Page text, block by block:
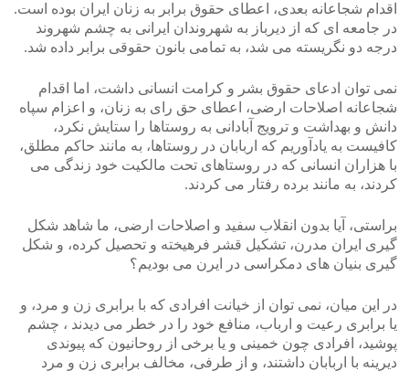
اقدام شجاعانه بعدی، اعطای حقوق برابر به زنان ایران بوده است.
در جامعه ای که از دیرباز به شهروندان ایرانی به چشم شهروند
درجه دو نگریسته می شد، به تمامی بانون حقوقی برابر داده شد.
نمی توان ادعای حقوق بشر و کرامت انسانی داشت، اما اقدام
شجاعانه اصلاحات ارضی، اعطای حق رای به زنان، و اعزام سپاه
دانش و بهداشت و ترویج آبادانی به روستاها را ستایش نکرد،
کافیست به یادآوریم که اربابان در روستاها، به مانند حاکم مطلق،
با هزاران انسانی که در روستاهای تحت مالکیت خود زندگی می
کردند، به مانند برده رفتار می کردند.
براستی، آیا بدون انقلاب سفید و اصلاحات ارضی، ما شاهد شکل
گیری ایران مدرن، تشکیل قشر فرهیخته و تحصیل کرده، و شکل
گیری بنیان های دمکراسی در ایرن می بودیم؟
در این میان، نمی توان از خیانت افرادی که با برابری زن و مرد، و
یا برابری رعیت و ارباب، منافع خود را در خطر می دیدند ، چشم
پوشید، افرادی چون خمینی و یا برخی از روحانیون که پیوندی
دیرینه با اربابان داشتند، و از طرفی، مخالف برابری زن و مرد